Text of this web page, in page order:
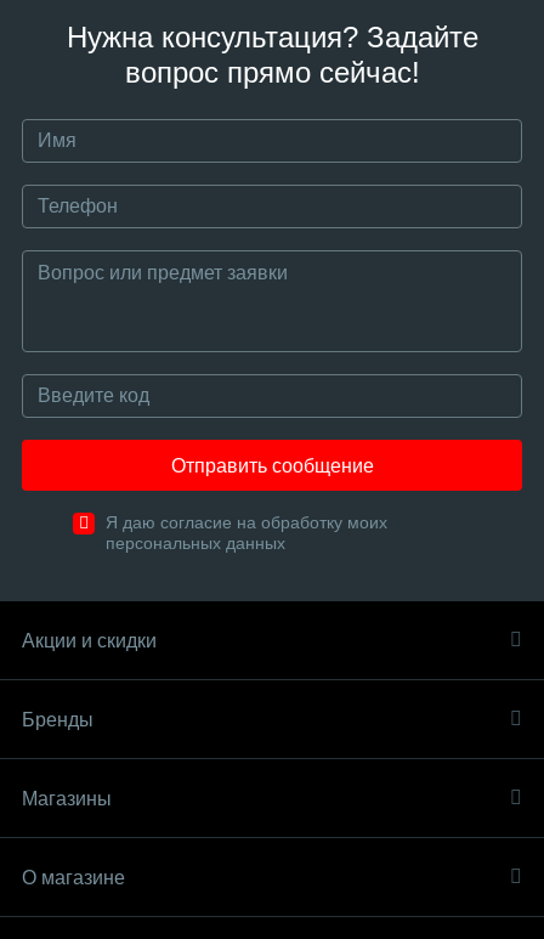
Нужна консультация? Задайте
вопрос прямо сейчас!
Отправить сообщение
Я даю согласие на обработку моих
персональных данных
Акции и скидки
Бренды
Магазины
О магазине